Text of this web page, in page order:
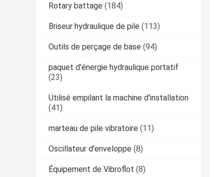
Rotary battage (184)
Briseur hydraulique de pile (113)
Outils de perçage de base (94)
paquet d'énergie hydraulique portatif
(23)
Utilisé empilant la machine d'installation
(41)
marteau de pile vibratoire (11)
Oscillateur d'enveloppe (8)
Équipement de Vibroflot (8)